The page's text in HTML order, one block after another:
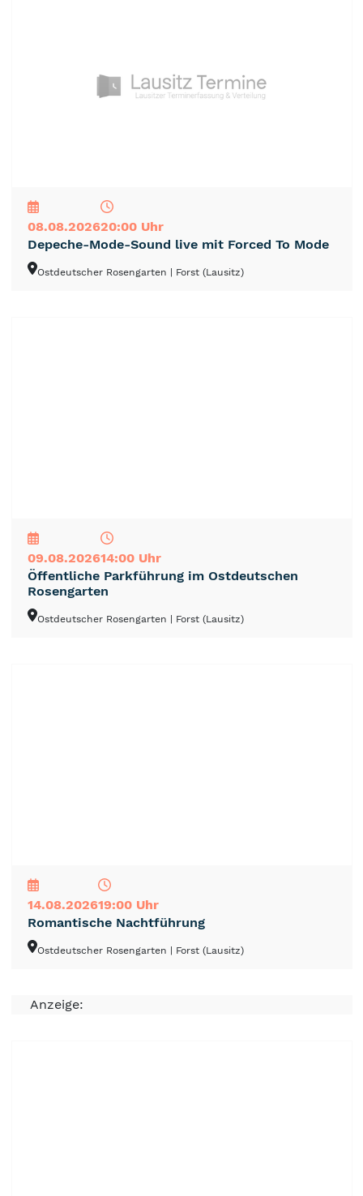
Luftbild aus 2012
08.08.202620:00 Uhr
Depeche-Mode-Sound live mit Forced To Mode
Ostdeutscher Rosengarten | Forst (Lausitz)
09.08.202614:00 Uhr
Öffentliche Parkführung im Ostdeutschen
Rosengarten
Ostdeutscher Rosengarten | Forst (Lausitz)
14.08.202619:00 Uhr
Romantische Nachtführung
Ostdeutscher Rosengarten | Forst (Lausitz)
Anzeige: